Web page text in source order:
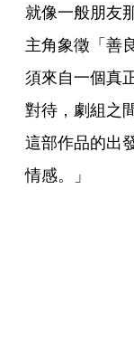
就像一般朋友
主角象徵「善
須來自一個真
對待，劇組之
這部作品的出
情感。」